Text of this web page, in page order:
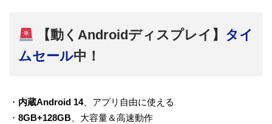
【動くAndroidディスプレイ】 タイ
ムセール中！
・ 内蔵Android 14、アプリ自由に使える
・ 8GB+128GB 、大容量＆高速動作